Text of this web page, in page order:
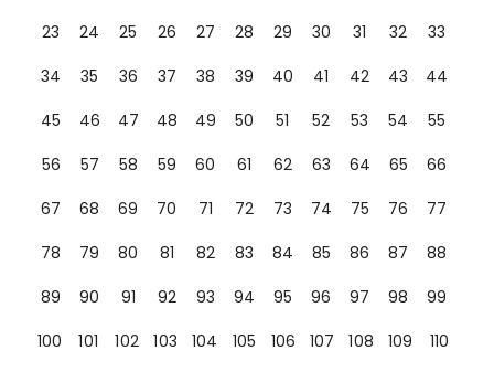
23
24 25 26 27 28 29 30 31 32
33
34
35 36 37 38 39 40 41 42 43
44
45
46 47 48 49 50 51 52 53 54
55
56
57 58 59 60 61 62 63 64 65
66
67
68 69 70 71 72 73 74 75 76
77
78
79 80 81 82 83 84 85 86 87
88
89
90 91 92 93 94 95 96 97 98
99
100
101 102 103 104 105 106 107 108 109
110